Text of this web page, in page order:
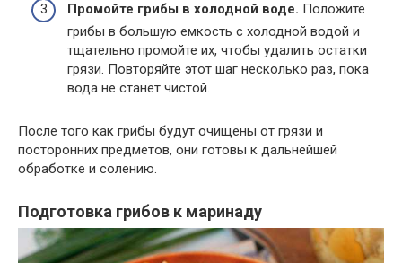
Промойте грибы в холодной воде. Положите
грибы в большую емкость с холодной водой и
тщательно промойте их, чтобы удалить остатки
грязи. Повторяйте этот шаг несколько раз, пока
вода не станет чистой.
После того как грибы будут очищены от грязи и
посторонних предметов, они готовы к дальнейшей
обработке и солению.
Подготовка грибов к маринаду